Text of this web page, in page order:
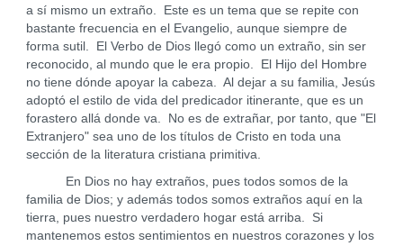
a sí mismo un extraño. Este es un tema que se repite con
bastante frecuencia en el Evangelio, aunque siempre de
forma sutil. El Verbo de Dios llegó como un extraño, sin ser
reconocido, al mundo que le era propio. El Hijo del Hombre
no tiene dónde apoyar la cabeza. Al dejar a su familia, Jesús
adoptó el estilo de vida del predicador itinerante, que es un
forastero allá donde va. No es de extrañar, por tanto, que "El
Extranjero" sea uno de los títulos de Cristo en toda una
sección de la literatura cristiana primitiva.
En Dios no hay extraños, pues todos somos de la
familia de Dios; y además todos somos extraños aquí en la
tierra, pues nuestro verdadero hogar está arriba. Si
mantenemos estos sentimientos en nuestros corazones y los